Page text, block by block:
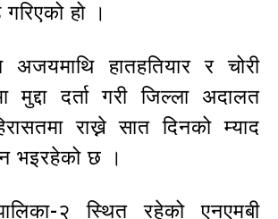
हो ।
अजयमाथि हातहतियार र चोरी
मुद्दा दर्ता गरी जिल्ला अदालत
राख्ने सात दिनको म्याद
भइरहेको छ ।
२ स्थित रहेको एनएमबी